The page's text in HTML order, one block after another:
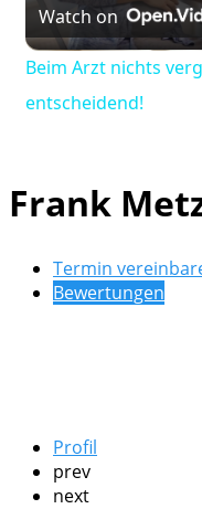
Watch on
Beim Arzt nichts
entscheidend!
Frank
Termin
Bewertungen
Profil
prev
next